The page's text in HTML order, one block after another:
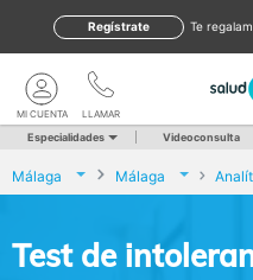
te
Regístrate
LLAMAR
MI CUENTA
Especialidades Videoconsulta
Málaga Málaga
Test de